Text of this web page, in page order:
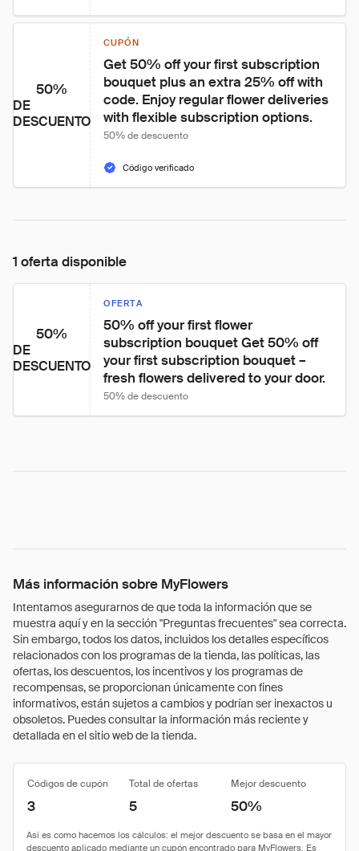
50%
DE
DESCUENTO
CUPÓN
Get 50% off your first subscription
bouquet plus an extra 25% off with
code. Enjoy regular flower deliveries
with flexible subscription options.
50% de descuento
Código verificado
1 oferta disponible
50%
DE
DESCUENTO
OFERTA
50% off your first flower
subscription bouquet Get 50% off
your first subscription bouquet –
fresh flowers delivered to your door.
50% de descuento
Más información sobre MyFlowers
Intentamos asegurarnos de que toda la información que se
muestra aquí y en la sección "Preguntas frecuentes" sea correcta.
Sin embargo, todos los datos, incluidos los detalles específicos
relacionados con los programas de la tienda, las políticas, las
ofertas, los descuentos, los incentivos y los programas de
recompensas, se proporcionan únicamente con fines
informativos, están sujetos a cambios y podrían ser inexactos u
obsoletos. Puedes consultar la información más reciente y
detallada en el sitio web de la tienda.
Códigos de cupón Total de ofertas Mejor descuento
3 5 50%